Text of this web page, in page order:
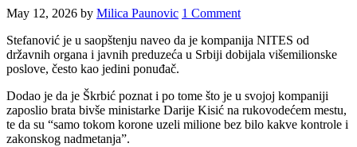
May 12, 2026 by Milica Paunovic 1 Comment
Stefanović je u saopštenju naveo da je kompanija NITES od
državnih organa i javnih preduzeća u Srbiji dobijala višemilionske
poslove, često kao jedini ponuđač.
Dodao je da je Škrbić poznat i po tome što je u svojoj kompaniji
zaposlio brata bivše ministarke Darije Kisić na rukovodećem mestu,
te da su “samo tokom korone uzeli milione bez bilo kakve kontrole i
zakonskog nadmetanja”.